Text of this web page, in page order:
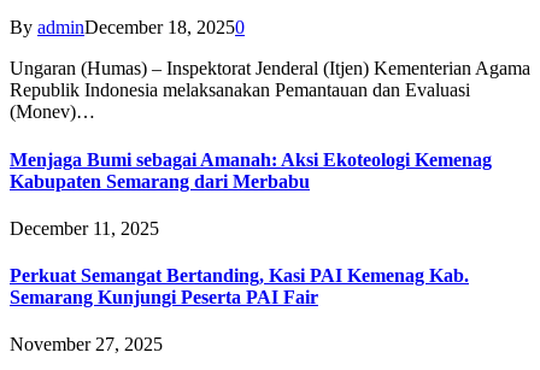
By adminDecember 18, 20250
Ungaran (Humas) – Inspektorat Jenderal (Itjen) Kementerian Agama
Republik Indonesia melaksanakan Pemantauan dan Evaluasi
(Monev)…
Menjaga Bumi sebagai Amanah: Aksi Ekoteologi Kemenag
Kabupaten Semarang dari Merbabu
December 11, 2025
Perkuat Semangat Bertanding, Kasi PAI Kemenag Kab.
Semarang Kunjungi Peserta PAI Fair
November 27, 2025